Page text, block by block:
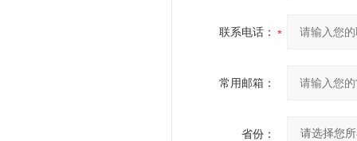
联系电话：
常用邮箱：
省份：